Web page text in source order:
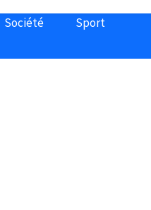
Société Sport